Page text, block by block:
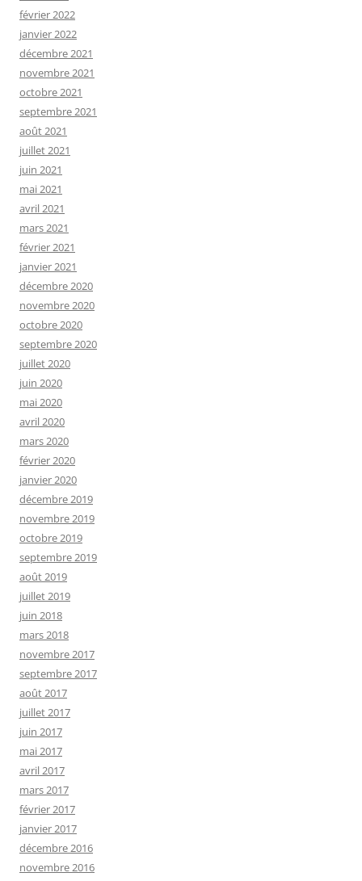
février 2022
janvier 2022
décembre 2021
novembre 2021
octobre 2021
septembre 2021
août 2021
juillet 2021
juin 2021
mai 2021
avril 2021
mars 2021
février 2021
janvier 2021
décembre 2020
novembre 2020
octobre 2020
septembre 2020
juillet 2020
juin 2020
mai 2020
avril 2020
mars 2020
février 2020
janvier 2020
décembre 2019
novembre 2019
octobre 2019
septembre 2019
août 2019
juillet 2019
juin 2018
mars 2018
novembre 2017
septembre 2017
août 2017
juillet 2017
juin 2017
mai 2017
avril 2017
mars 2017
février 2017
janvier 2017
décembre 2016
novembre 2016